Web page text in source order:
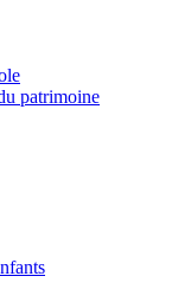
patrimoine